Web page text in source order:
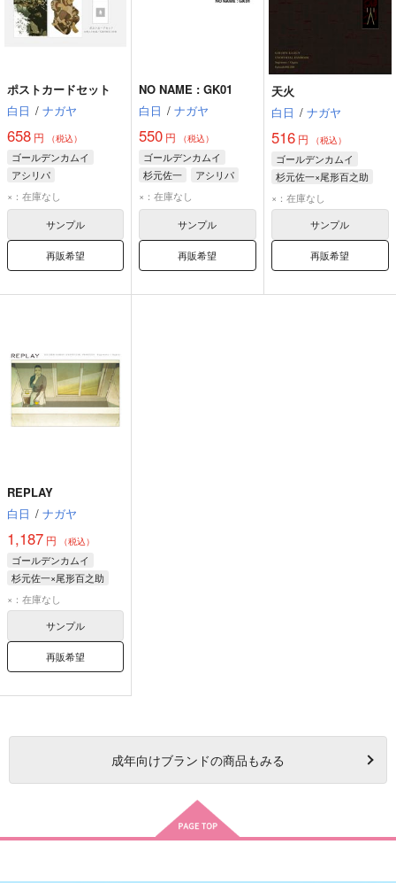
ポストカードセット
白日 / ナガヤ
658 円 （税込）
ゴールデンカムイ
アシリパ
×：在庫なし
サンプル
再販希望
NO NAME : GK01
白日 / ナガヤ
550 円 （税込）
ゴールデンカムイ
杉元佐一
アシリパ
尾形百之助
×：在庫なし
サンプル
再販希望
天火
白日 / ナガヤ
516円 （税込）
ゴールデンカムイ
杉元佐一×尾形百之助
杉元佐一
×：在庫なし
サンプル
再販希望
REPLAY
白日 / ナガヤ
1,187 円 （税込）
ゴールデンカムイ
杉元佐一×尾形百之助
尾形百之助
×：在庫なし
サンプル
再販希望
成年向けブランドの商品もみる